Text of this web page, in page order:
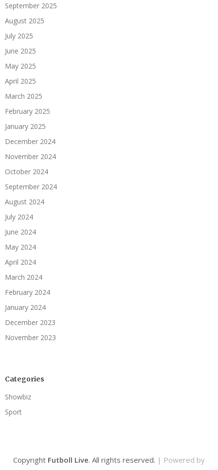
September 2025
August 2025
July 2025
June 2025
May 2025
April 2025
March 2025
February 2025
January 2025
December 2024
November 2024
October 2024
September 2024
August 2024
July 2024
June 2024
May 2024
April 2024
March 2024
February 2024
January 2024
December 2023
November 2023
Categories
Showbiz
Sport
Copyright Futboll Live. All rights reserved. | Powered by